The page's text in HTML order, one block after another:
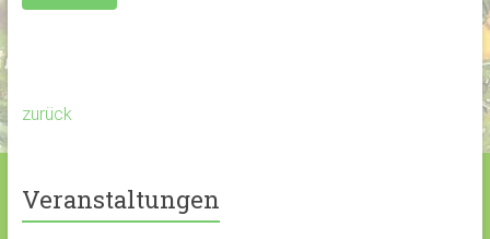
zurück
Veranstaltungen